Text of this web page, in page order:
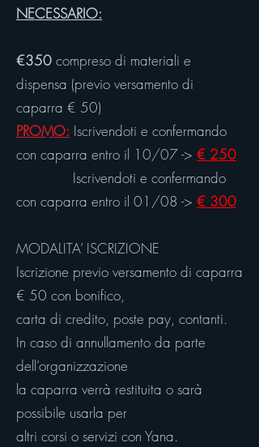
NECESSARIO:
€350 compreso di materiali e
dispensa (previo versamento di
caparra € 50)
PROMO: Iscrivendoti e confermando
con caparra entro il 10/07 -> € 250
Iscrivendoti e confermando
con caparra entro il 01/08 -> € 300
MODALITA’ ISCRIZIONE
Iscrizione previo versamento di caparra
€ 50 con bonifico,
carta di credito, poste pay, contanti.
In caso di annullamento da parte
dell’organizzazione
la caparra verrà restituita o sarà
possibile usarla per
altri corsi o servizi con Yana.